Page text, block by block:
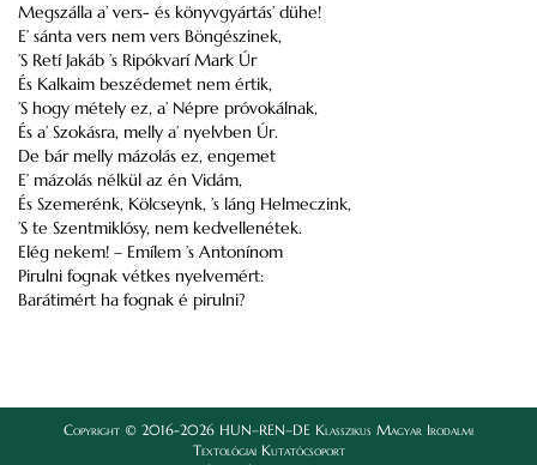
Megszálla a’ vers- és könyvgyártás’ dühe!
E’ sánta vers nem vers Böngészinek,
’S Retí Jakáb ’s Ripókvarí Mark Úr
És Kalkaim beszédemet nem értik,
’S hogy métely ez, a’ Népre próvokálnak,
És a’ Szokásra, melly a’ nyelvben Úr.
De bár melly mázolás ez, engemet
E’ mázolás nélkül az én Vidám,
És Szemerénk, Kölcseynk, ’s láng Helmeczink,
’S te Szentmiklósy, nem kedvellenétek.
Elég nekem! – Emílem ’s Antonínom
Pirulni fognak vétkes nyelvemért:
Barátimért ha fognak é pirulni?
Copyright © 2016-2026 HUN–REN–DE Klasszikus Magyar Irodalmi
Textológiai Kutatócsoport